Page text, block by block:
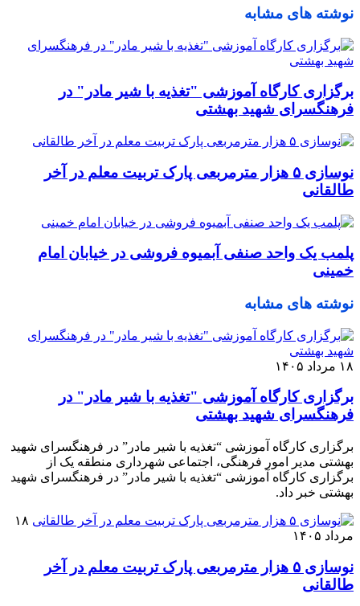
نوشته های مشابه
برگزاری کارگاه آموزشی "تغذیه با شیر مادر" در
فرهنگسرای شهید بهشتی
نوسازی ۵ هزار مترمربعی پارک تربیت معلم در آخر
طالقانی
پلمب یک واحد صنفی آبمیوه فروشی در خیابان امام
خمینی
نوشته های مشابه
۱۸ مرداد ۱۴۰۵
برگزاری کارگاه آموزشی "تغذیه با شیر مادر" در
فرهنگسرای شهید بهشتی
برگزاری کارگاه آموزشی “تغذیه با شیر مادر” در فرهنگسرای شهید
بهشتی ️مدیر امور فرهنگی، اجتماعی شهرداری منطقه یک از
برگزاری کارگاه آموزشی “تغذیه با شیر مادر” در فرهنگسرای شهید
بهشتی خبر داد.
۱۸
مرداد ۱۴۰۵
نوسازی ۵ هزار مترمربعی پارک تربیت معلم در آخر
طالقانی